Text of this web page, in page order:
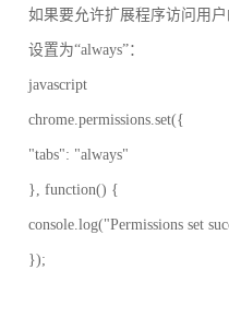
如果要允许扩展程序访问用
设置为“always”：
javascript
chrome.permissions.set({
"tabs": "always"
}, function() {
console.log("Permissions set
});